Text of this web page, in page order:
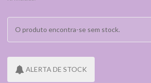
O produto encontra-se sem stock.
ALERTA DE STOCK